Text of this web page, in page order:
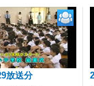
放送分